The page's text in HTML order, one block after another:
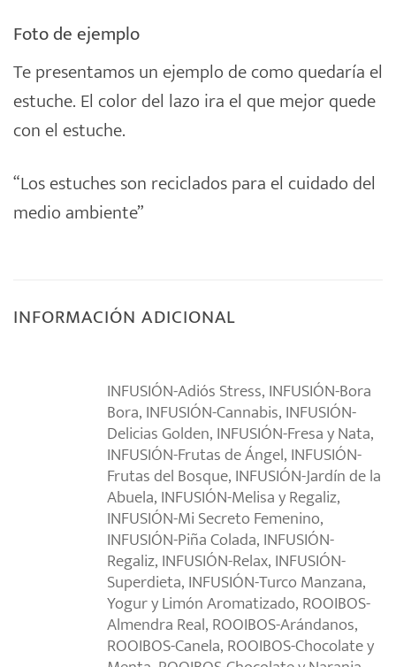
Foto de ejemplo
Te presentamos un ejemplo de como quedaría el
estuche. El color del lazo ira el que mejor quede
con el estuche.
“Los estuches son reciclados para el cuidado del
medio ambiente”
INFORMACIÓN ADICIONAL
INFUSIÓN-Adiós Stress, INFUSIÓN-Bora
Bora, INFUSIÓN-Cannabis, INFUSIÓN-
Delicias Golden, INFUSIÓN-Fresa y Nata,
INFUSIÓN-Frutas de Ángel, INFUSIÓN-
Frutas del Bosque, INFUSIÓN-Jardín de la
Abuela, INFUSIÓN-Melisa y Regaliz,
INFUSIÓN-Mi Secreto Femenino,
INFUSIÓN-Piña Colada, INFUSIÓN-
Regaliz, INFUSIÓN-Relax, INFUSIÓN-
Superdieta, INFUSIÓN-Turco Manzana,
Yogur y Limón Aromatizado, ROOIBOS-
Almendra Real, ROOIBOS-Arándanos,
ROOIBOS-Canela, ROOIBOS-Chocolate y